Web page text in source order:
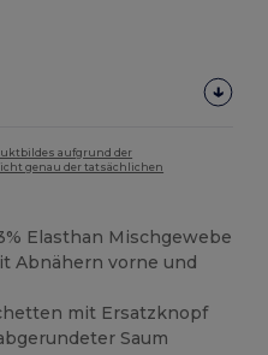
aufgrund der
genau der tatsächlichen
Elasthan Mischgewebe
Abnähern vorne und
mit Ersatzknopf
Saum